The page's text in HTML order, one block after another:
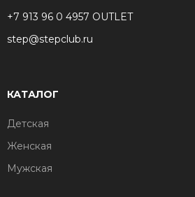
+7 913 96 0 4957 OUTLET
step@stepclub.ru
КАТАЛОГ
Детская
Женская
Мужская